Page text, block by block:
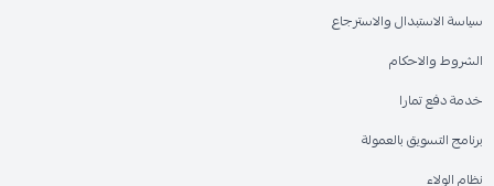
سياسة الاستبدال والاسترجاع
الشروط والاحكام
خدمة دفع تمارا
برنامج التسويق بالعمولة
نظام الولاء